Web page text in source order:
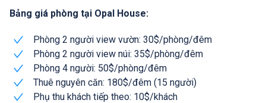
Bảng giá phòng tại Opal House:
Phòng 2 người view vườn: 30$/phòng/đêm
Phòng 2 người view núi: 35$/phòng/đêm
Phòng 4 người: 50$/phòng/đêm
Thuê nguyên căn: 180$/đêm (15 người)
Phụ thu khách tiếp theo: 10$/khách